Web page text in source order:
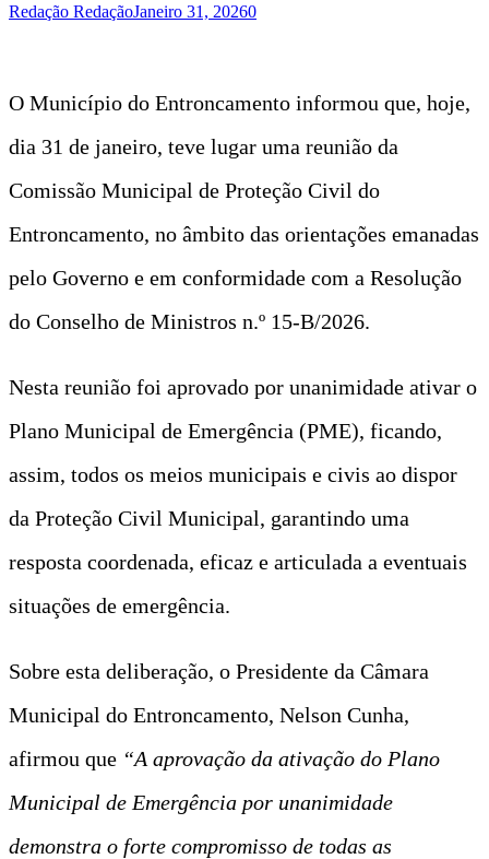
Redação RedaçãoJaneiro 31, 20260
O Município do Entroncamento informou que, hoje,
dia 31 de janeiro, teve lugar uma reunião da
Comissão Municipal de Proteção Civil do
Entroncamento, no âmbito das orientações emanadas
pelo Governo e em conformidade com a Resolução
do Conselho de Ministros n.º 15-B/2026.
Nesta reunião foi aprovado por unanimidade ativar o
Plano Municipal de Emergência (PME), ficando,
assim, todos os meios municipais e civis ao dispor
da Proteção Civil Municipal, garantindo uma
resposta coordenada, eficaz e articulada a eventuais
situações de emergência.
Sobre esta deliberação, o Presidente da Câmara
Municipal do Entroncamento, Nelson Cunha,
afirmou que “A aprovação da ativação do Plano
Municipal de Emergência por unanimidade
demonstra o forte compromisso de todas as